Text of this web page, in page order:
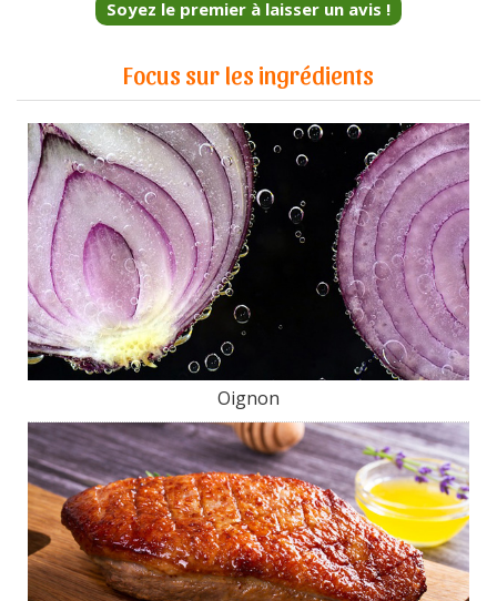
Soyez le premier à laisser un avis !
Focus sur les ingrédients
Oignon